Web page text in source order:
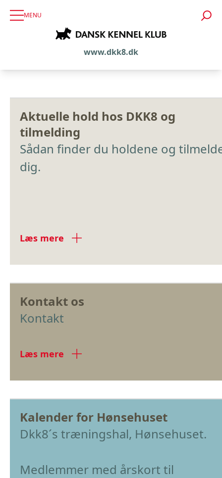
MENU
www.dkk8.dk
Aktuelle hold hos DKK8 og
tilmelding
Sådan finder du holdene og
dig.
Læs mere
Kontakt os
Kontakt
Læs mere
Kalender for Hønsehuset
Dkk8´s træningshal, Hønsehuset.
Medlemmer med årskort til